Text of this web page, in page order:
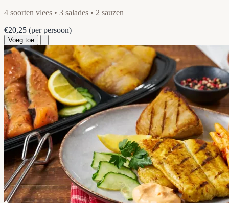
4 soorten vlees • 3 salades • 2 sauzen
€20,25 (per persoon)
Voeg toe